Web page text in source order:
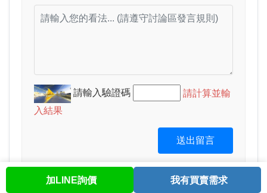
股票查詢 與我聯繫 會員中心
請輸入驗證碼
請計算並輸
入結果
送出留言
加LINE詢價 我有買賣需求